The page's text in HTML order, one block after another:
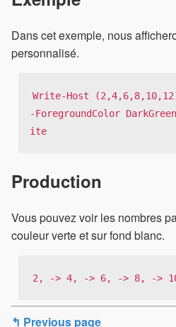
Dans cet exemple, nous
personnalisé.
Write-Host
-ForegroundColor
ite
Production
Vous pouvez voir les nombres
couleur verte et sur fond blanc.
2, -> 4, -> 6, -> 8, ->
↰ Previous page